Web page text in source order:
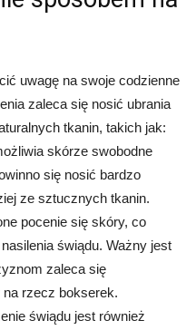
uwagę na swoje codzienne
zaleca się nosić ubrania
tkanin, takich jak:
skórze swobodne
się nosić bardzo
ze sztucznych tkanin.
pocenie się skóry, co
świądu. Ważny jest
zaleca się
na rzecz bokserek.
świądu jest również